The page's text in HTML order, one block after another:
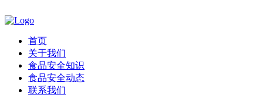
首页
关于我们
食品安全知识
食品安全动态
联系我们